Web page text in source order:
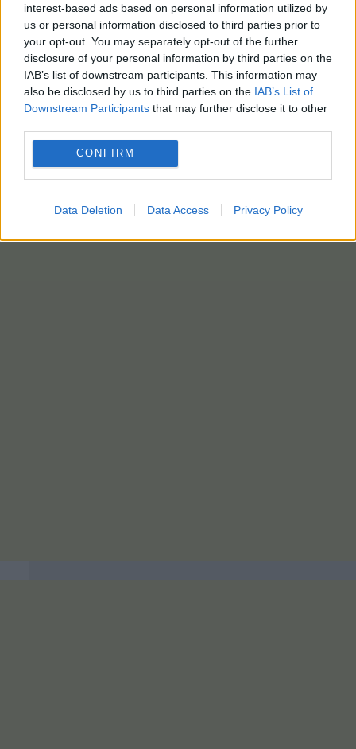
interest-based ads based on personal information utilized by
us or personal information disclosed to third parties prior to
your opt-out. You may separately opt-out of the further
disclosure of your personal information by third parties on the
IAB’s list of downstream participants. This information may
also be disclosed by us to third parties on the IAB’s List of
Downstream Participants that may further disclose it to other
CONFIRM
Data Deletion Data Access Privacy Policy